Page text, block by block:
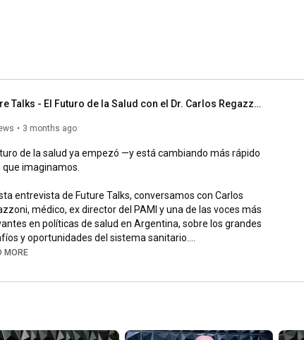
Future Talks - El Futuro de la Salud con el Dr. Carlos Regazzoni
3 months ago
de la salud ya empezó —y está cambiando más rápido
que imaginamos.
entrevista de Future Talks, conversamos con Carlos
médico, ex director del PAMI y una de las voces más
en políticas de salud en Argentina, sobre los grandes
y oportunidades del sistema sanitario.
de los sistemas de salud
MORE